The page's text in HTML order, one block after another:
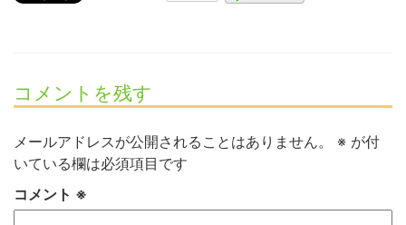
コメントを残す
メールアドレスが公開されることはありません。 ※ が付
いている欄は必須項目です
コメント ※